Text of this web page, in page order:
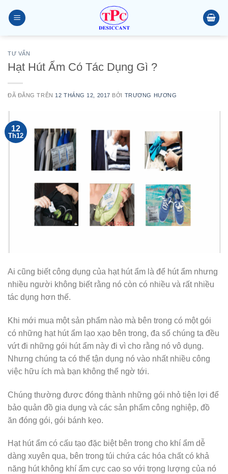
đến
TƯ VẤN
Hạt Hút Ẩm Có Tác Dụng Gì ?
ĐÃ ĐĂNG TRÊN 12 THÁNG 12, 2017 BỞI TRƯƠNG HƯƠNG
12
Th12
Ai cũng biết công dụng của hạt hút ẩm là để hút ẩm nhưng
nhiều người không biết rằng nó còn có nhiều và rất nhiều
tác dụng hơn thế.
Khi mới mua một sản phẩm nào mà bên trong có một gói
có những hạt hút ẩm lạo xạo bên trong, đa số chúng ta đều
vứt đi những gói hút ẩm này đi vì cho rằng nó vô dụng.
Nhưng chúng ta có thể tận dụng nó vào nhất nhiều công
việc hữu ích mà bạn không thể ngờ tới.
Chúng thường được đóng thành những gói nhỏ tiện lợi để
bảo quản đồ gia dụng và các sản phẩm công nghiệp, đồ
ăn đóng gói, gói bánh kẹo.
Hạt hút ẩm có cấu tạo đặc biệt bên trong cho khí ẩm dễ
dàng xuyên qua, bên trong túi chứa các hóa chất có khả
năng hút không khí ẩm cực cao so với trọng lượng của nó